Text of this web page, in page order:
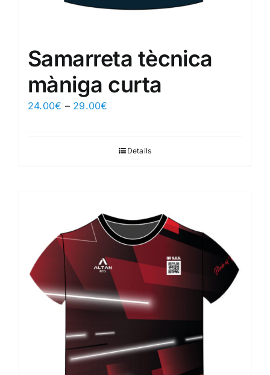
Samarreta tècnica
màniga curta
24.00€ – 29.00€
Details